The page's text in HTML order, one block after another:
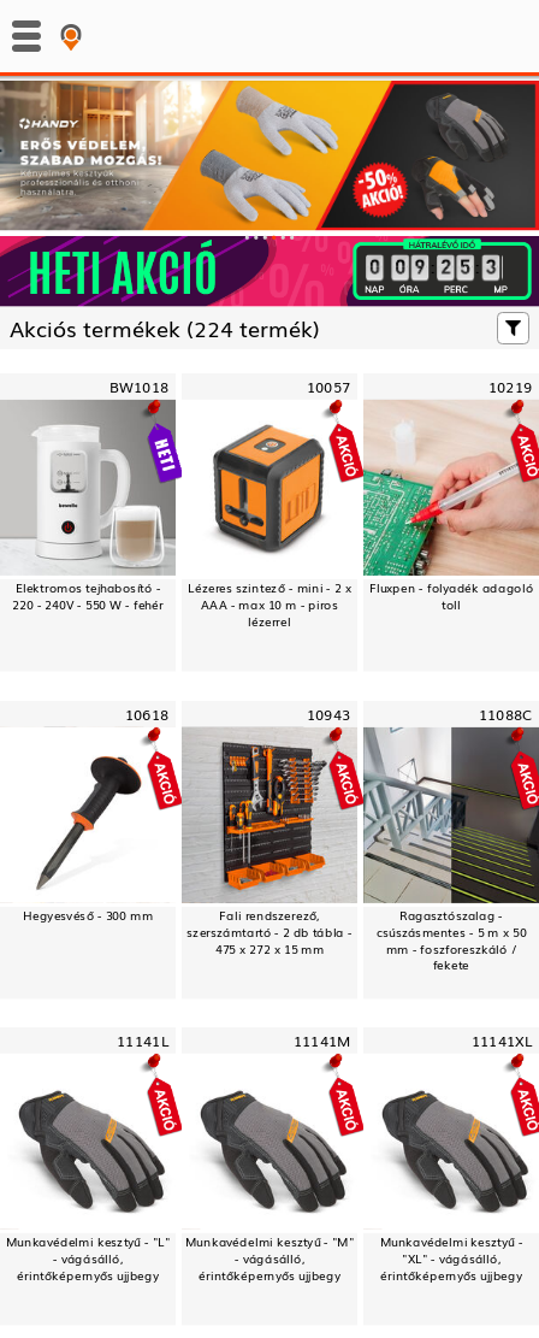
: :
Akciós termékek (224 termék)
BW1018
Elektromos tejhabosító -
220 - 240V - 550 W - fehér
10057
Lézeres szintező - mini - 2 x
AAA - max 10 m - piros
lézerrel
10219
Fluxpen - folyadék adagoló
toll
10618
Hegyesvéső - 300 mm
10943
Fali rendszerező,
szerszámtartó - 2 db tábla -
475 x 272 x 15 mm
11088C
Ragasztószalag -
csúszásmentes - 5 m x 50
mm - foszforeszkáló /
fekete
11141L
Munkavédelmi kesztyű - "L"
- vágásálló,
érintőképernyős ujjbegy
11141M
Munkavédelmi kesztyű - "M"
- vágásálló,
érintőképernyős ujjbegy
11141XL
Munkavédelmi kesztyű -
"XL" - vágásálló,
érintőképernyős ujjbegy